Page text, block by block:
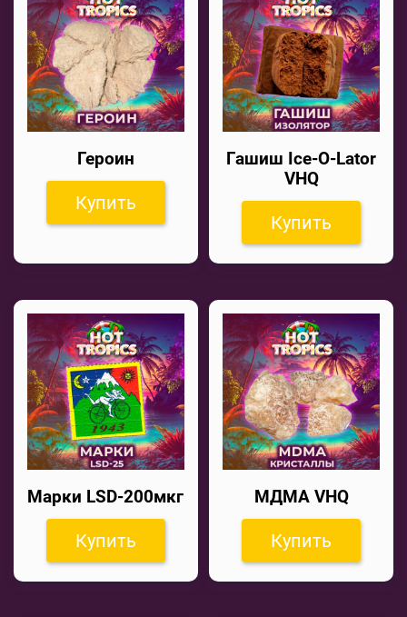
Героин
Купить
Гашиш Ice-O-Lator
VHQ
Купить
Марки LSD-200мкг
Купить
МДМА VHQ
Купить